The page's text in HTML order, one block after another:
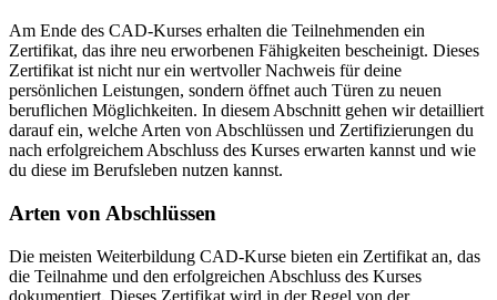
Am Ende des CAD-Kurses erhalten die Teilnehmenden ein
Zertifikat, das ihre neu erworbenen Fähigkeiten bescheinigt. Dieses
Zertifikat ist nicht nur ein wertvoller Nachweis für deine
persönlichen Leistungen, sondern öffnet auch Türen zu neuen
beruflichen Möglichkeiten. In diesem Abschnitt gehen wir detailliert
darauf ein, welche Arten von Abschlüssen und Zertifizierungen du
nach erfolgreichem Abschluss des Kurses erwarten kannst und wie
du diese im Berufsleben nutzen kannst.
Arten von Abschlüssen
Die meisten Weiterbildung CAD-Kurse bieten ein Zertifikat an, das
die Teilnahme und den erfolgreichen Abschluss des Kurses
dokumentiert. Dieses Zertifikat wird in der Regel von der